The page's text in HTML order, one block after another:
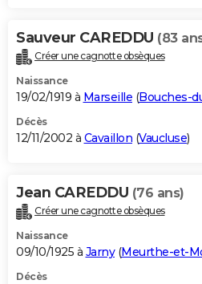
Sauveur CAREDDU (83
Créer une cagnotte obsèques
Naissance
19/02/1919 à Marseille (Bouches-
Décès
12/11/2002 à Cavaillon (Vaucluse)
Jean CAREDDU (76 ans)
Créer une cagnotte obsèques
Naissance
09/10/1925 à Jarny(Meurthe-et-
Décès